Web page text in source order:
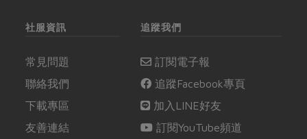
社服資訊
常見問題
聯絡我們
下載專區
友善連結
追蹤我們
訂閱電子報
追蹤Facebook專頁
加入LINE好友
訂閱YouTube頻道